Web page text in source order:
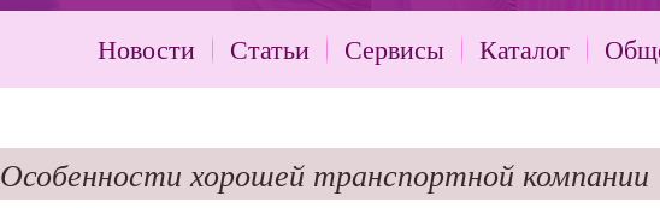
Новости Статьи Сервисы Каталог
Особенности хорошей транспортной компании